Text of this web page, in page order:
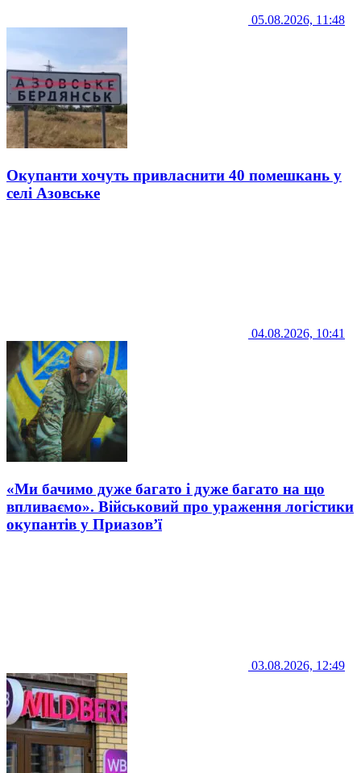
05.08.2026, 11:48
Окупанти хочуть привласнити 40 помешкань у
селі Азовське
04.08.2026, 10:41
«Ми бачимо дуже багато і дуже багато на що
впливаємо». Військовий про ураження логістики
окупантів у Приазов’ї
03.08.2026, 12:49